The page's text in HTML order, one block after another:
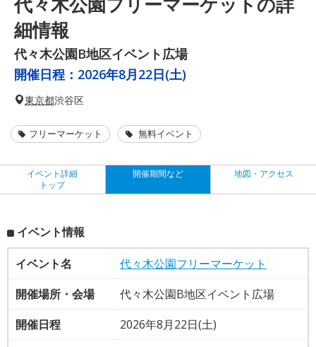
細情報
代々木公園B地区イベント広場
開催日程： 2026年8月22日(土)
東京都渋谷区
フリーマーケット 無料イベント
イベント詳細
トップ
開催期間など 地図・アクセス
イベント情報
イベント名
代々木公園フリーマーケット
開催場所・会場
代々木公園B地区イベント広場
開催日程
2026年8月22日(土)